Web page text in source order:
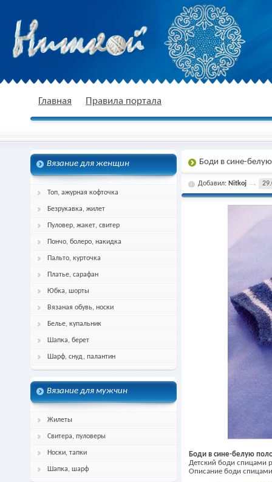
спицами, схема и описание
Главная Правила портала
Вязание для женщин
Топ, ажурная кофточка
Безрукавка, жилет
Пуловер, жакет, свитер
Пончо, болеро, накидка
Пальто, курточка
Платье, сарафан
Юбка, шорты
Вязаная обувь, носки
Белье, купальник
Шапка, берет
Шарф, снуд, палантин
Вязание для мужчин
Жилеты
Свитера, пуловеры
Носки, тапки
Шапка, шарф
Боди в сине-
Добавил: Nitkoj
Боди в сине-белую
Детский боди спицами
Описание боди